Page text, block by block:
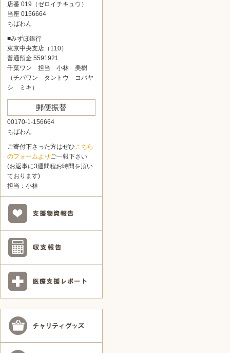
店番 019（ゼロイチキュウ）
当座 0156664
ちばわん
■みずほ銀行
東京中央支店（110）
普通預金 5591921
千葉ワン 担当 小林 美樹
（チバワン タントウ コバヤ
シ ミキ）
郵便振替
00170-1-156664
ちばわん
ご寄付下さった方はぜひこちら
のフォームより ご一報下さい
(お返事に3週間程お時間を頂い
ております)
担当：小林